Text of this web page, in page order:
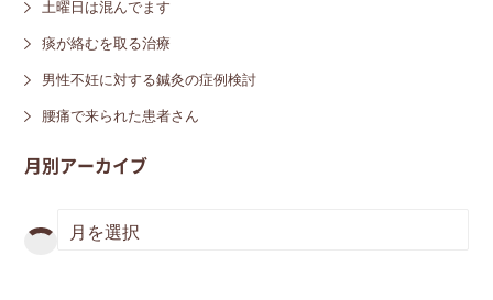
土曜日は混んでます
痰が絡むを取る治療
男性不妊に対する鍼灸の症例検討
腰痛で来られた患者さん
月別アーカイブ